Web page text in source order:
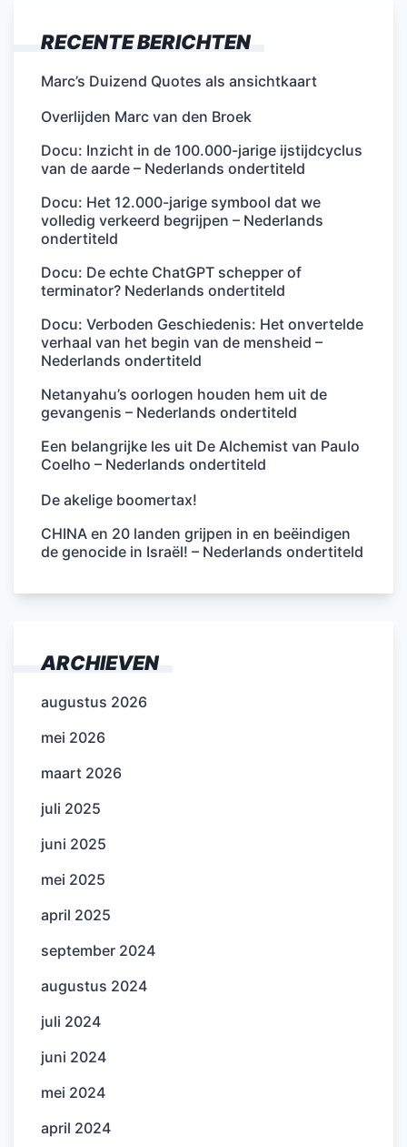
RECENTE BERICHTEN
Marc’s Duizend Quotes als ansichtkaart
Overlijden Marc van den Broek
Docu: Inzicht in de 100.000-jarige ijstijdcyclus
van de aarde – Nederlands ondertiteld
Docu: Het 12.000-jarige symbool dat we
volledig verkeerd begrijpen – Nederlands
ondertiteld
Docu: De echte ChatGPT schepper of
terminator? Nederlands ondertiteld
Docu: Verboden Geschiedenis: Het onvertelde
verhaal van het begin van de mensheid –
Nederlands ondertiteld
Netanyahu’s oorlogen houden hem uit de
gevangenis – Nederlands ondertiteld
Een belangrijke les uit De Alchemist van Paulo
Coelho – Nederlands ondertiteld
De akelige boomertax!
CHINA en 20 landen grijpen in en beëindigen
de genocide in Israël! – Nederlands ondertiteld
ARCHIEVEN
augustus 2026
mei 2026
maart 2026
juli 2025
juni 2025
mei 2025
april 2025
september 2024
augustus 2024
juli 2024
juni 2024
mei 2024
april 2024